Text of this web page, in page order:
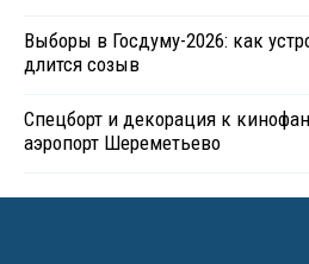
Выборы в Госдуму-2026: как
длится созыв
Спецборт и декорация к
аэропорт Шереметьево